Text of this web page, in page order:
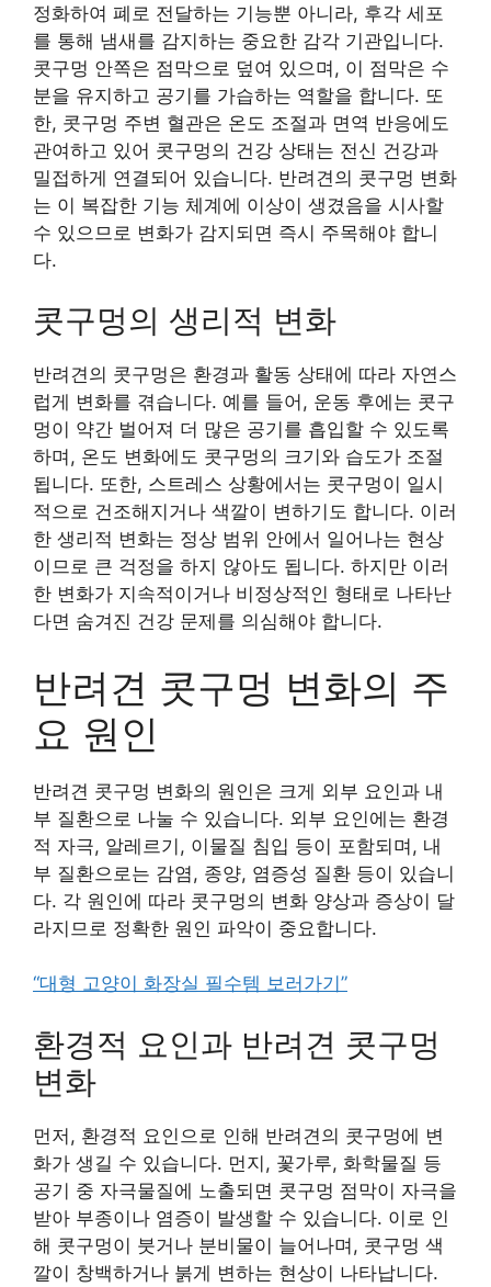
정화하여 폐로 전달하는 기능뿐 아니라, 후각 세포
를 통해 냄새를 감지하는 중요한 감각 기관입니다.
콧구멍 안쪽은 점막으로 덮여 있으며, 이 점막은 수
분을 유지하고 공기를 가습하는 역할을 합니다. 또
한, 콧구멍 주변 혈관은 온도 조절과 면역 반응에도
관여하고 있어 콧구멍의 건강 상태는 전신 건강과
밀접하게 연결되어 있습니다. 반려견의 콧구멍 변화
는 이 복잡한 기능 체계에 이상이 생겼음을 시사할
수 있으므로 변화가 감지되면 즉시 주목해야 합니
다.
콧구멍의 생리적 변화
반려견의 콧구멍은 환경과 활동 상태에 따라 자연스
럽게 변화를 겪습니다. 예를 들어, 운동 후에는 콧구
멍이 약간 벌어져 더 많은 공기를 흡입할 수 있도록
하며, 온도 변화에도 콧구멍의 크기와 습도가 조절
됩니다. 또한, 스트레스 상황에서는 콧구멍이 일시
적으로 건조해지거나 색깔이 변하기도 합니다. 이러
한 생리적 변화는 정상 범위 안에서 일어나는 현상
이므로 큰 걱정을 하지 않아도 됩니다. 하지만 이러
한 변화가 지속적이거나 비정상적인 형태로 나타난
다면 숨겨진 건강 문제를 의심해야 합니다.
반려견 콧구멍 변화의 주
요 원인
반려견 콧구멍 변화의 원인은 크게 외부 요인과 내
부 질환으로 나눌 수 있습니다. 외부 요인에는 환경
적 자극, 알레르기, 이물질 침입 등이 포함되며, 내
부 질환으로는 감염, 종양, 염증성 질환 등이 있습니
다. 각 원인에 따라 콧구멍의 변화 양상과 증상이 달
라지므로 정확한 원인 파악이 중요합니다.
“대형 고양이 화장실 필수템 보러가기”
환경적 요인과 반려견 콧구멍
변화
먼저, 환경적 요인으로 인해 반려견의 콧구멍에 변
화가 생길 수 있습니다. 먼지, 꽃가루, 화학물질 등
공기 중 자극물질에 노출되면 콧구멍 점막이 자극을
받아 부종이나 염증이 발생할 수 있습니다. 이로 인
해 콧구멍이 붓거나 분비물이 늘어나며, 콧구멍 색
깔이 창백하거나 붉게 변하는 현상이 나타납니다.